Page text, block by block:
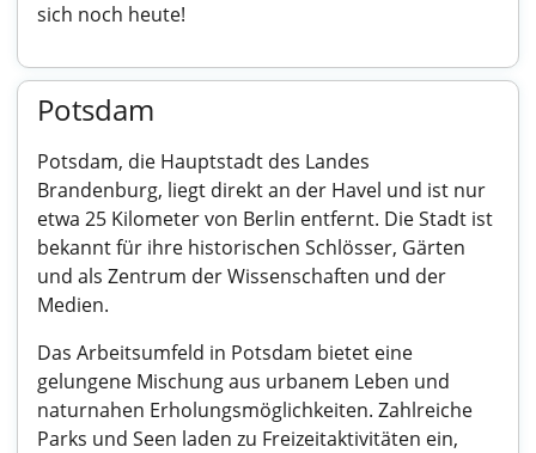
sich noch heute!
Potsdam
Potsdam, die Hauptstadt des Landes
Brandenburg, liegt direkt an der Havel und ist nur
etwa 25 Kilometer von Berlin entfernt. Die Stadt ist
bekannt für ihre historischen Schlösser, Gärten
und als Zentrum der Wissenschaften und der
Medien.
Das Arbeitsumfeld in Potsdam bietet eine
gelungene Mischung aus urbanem Leben und
naturnahen Erholungsmöglichkeiten. Zahlreiche
Parks und Seen laden zu Freizeitaktivitäten ein,